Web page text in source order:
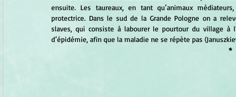
ensuite. Les taureaux, en tant qu’animaux
protectrice. Dans le sud de la Grande Pologne on a
slaves, qui consiste à labourer le pourtour du village à
d’épidémie, afin que la maladie ne se répète pas
*